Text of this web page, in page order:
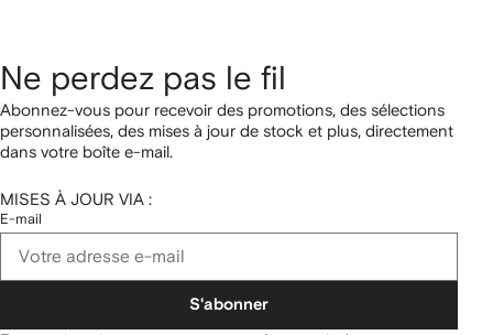
Ne perdez pas le fil
Abonnez-vous pour recevoir des promotions, des sélections
personnalisées, des mises à jour de stock et plus, directement
dans votre boîte e-mail.
MISES À JOUR VIA :
E-mail
S'abonner